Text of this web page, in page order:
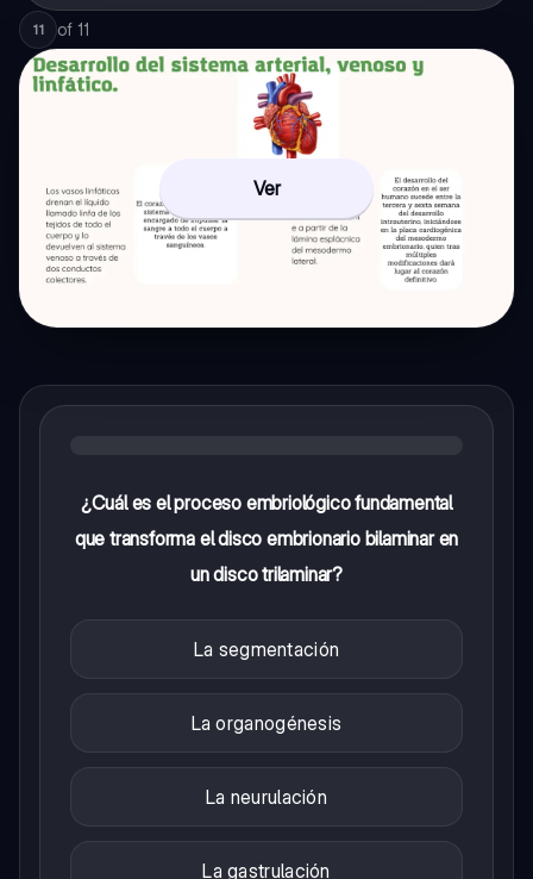
11 of 11
Ver
¿Cuál es el proceso embriológico fundamental
que transforma el disco embrionario bilaminar en
un disco trilaminar?
La segmentación
La organogénesis
La neurulación
La gastrulación